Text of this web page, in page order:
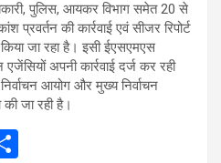
पुलिस, आयकर विभाग समेत 20 से
की कार्रवाई एवं सीजर रिपोर्ट
जा रहा है। इसी ईएसएमएस
अपनी कार्रवाई दर्ज कर रही
आयोग और मुख्य निर्वाचन
की जा रही है।